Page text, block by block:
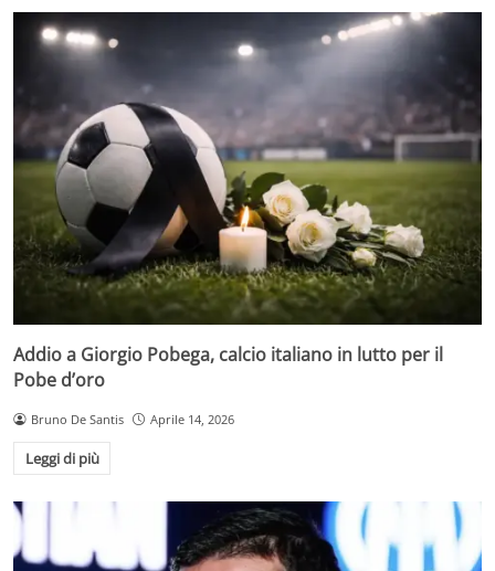
Addio a Giorgio Pobega, calcio italiano in lutto per il
Pobe d’oro
Bruno De Santis Aprile 14, 2026
Leggi di più